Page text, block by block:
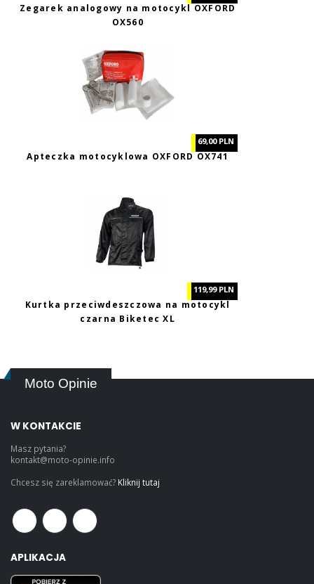
Zegarek analogowy na motocykl OXFORD
OX560
69,00 PLN
Apteczka motocyklowa OXFORD OX741
119,99 PLN
Kurtka przeciwdeszczowa na motocykl
czarna Biketec XL
Moto Opinie
W KONTAKCIE
Masz pytania?
kontakt@moto-opinie.info
Chcesz się zareklamować? Kliknij tutaj
APLIKACJA